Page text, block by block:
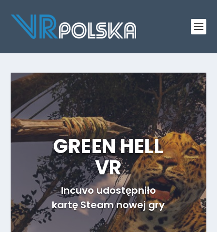
GREEN HELL
VR
Incuvo udostępniło
kartę Steam nowej gry